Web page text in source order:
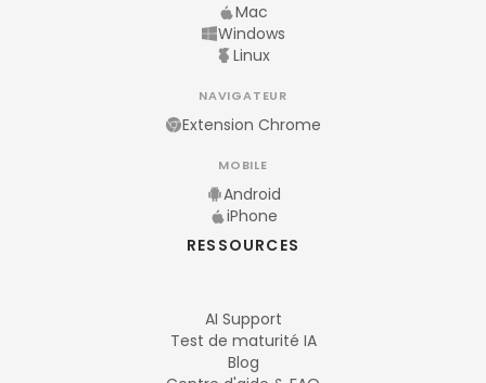
Mac
Windows
Linux
NAVIGATEUR
Extension Chrome
MOBILE
Android
iPhone
RESSOURCES
AI Support
Test de maturité IA
Blog